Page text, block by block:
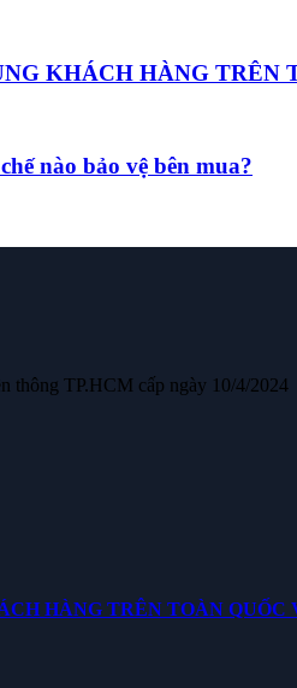
KHÁCH HÀNG
nào bảo vệ bên mua?
thông TP.HCM cấp ngày 10/4/2024
HÀNG TRÊN TOÀN